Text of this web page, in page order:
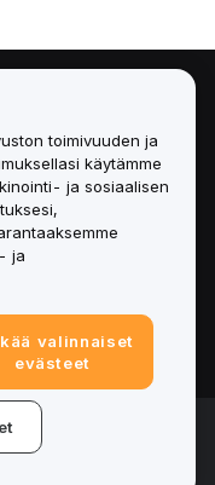
pidätetään.
toimivuuden ja
käytämme
ja sosiaalisen
ja
valinnaiset
evästeet